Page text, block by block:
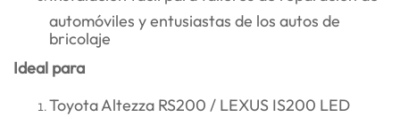
automóviles y entusiastas de los autos de
bricolaje
Ideal para
Toyota Altezza RS200 / LEXUS IS200 LED